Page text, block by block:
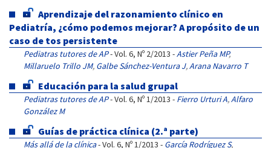
Aprendizaje del razonamiento clínico en
Pediatría, ¿cómo podemos mejorar? A propósito de un
caso de tos persistente
Pediatras tutores de AP- Vol. 6, Nº 2/2013 -Astier Peña MP,
Millaruelo Trillo JM, Galbe Sánchez-Ventura J,Arana Navarro T
Educación para la salud grupal
Pediatras tutores de AP- Vol. 6, Nº 1/2013 - Fierro Urturi A,Alfaro
González M
Guías de práctica clínica (2.ª parte)
Más allá de la clínica- Vol. 6, Nº 1/2013 - García Rodríguez S,